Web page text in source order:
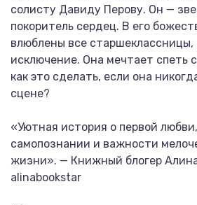
солисту Давиду Перову. Он —
покоритель сердец. В его
влюблены все старшеклассницы,
исключение. Она мечтает спеть
как это сделать, если она
сцене?
«Уютная история о первой
самопознании и важности
жизни». — Книжный блогер
alinabookstar